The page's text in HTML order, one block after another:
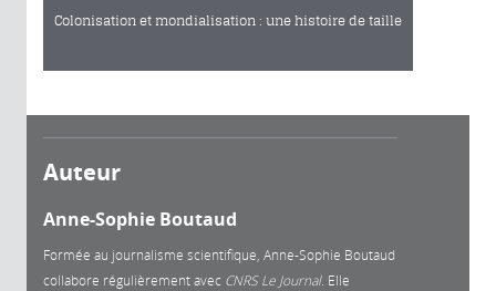
Colonisation et mondialisation : une histoire de taille
Auteur
Anne-Sophie Boutaud
Formée au journalisme scientifique, Anne-Sophie Boutaud
collabore régulièrement avec CNRS Le Journal. Elle